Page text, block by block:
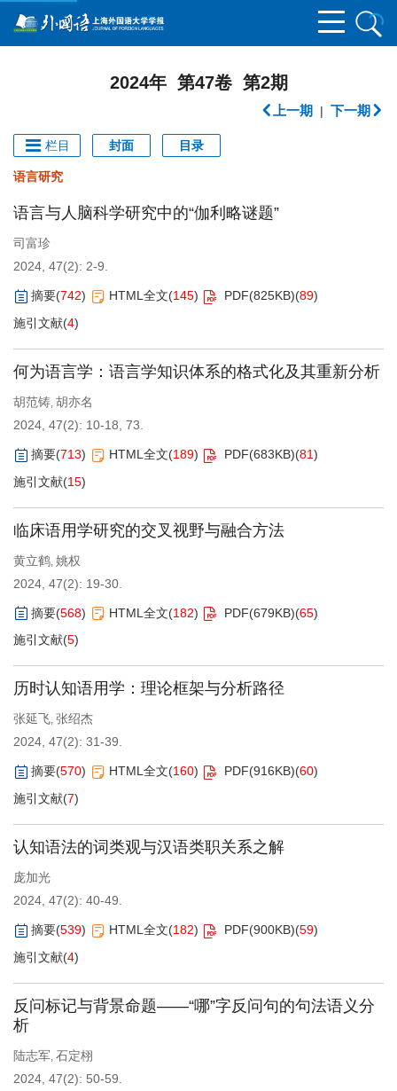
2024年 第47卷 第2期
上一期 | 下一期
栏目 封面 目录
语言研究
语言与人脑科学研究中的“伽利略谜题”
司富珍
2024, 47(2): 2-9.
摘要(742) HTML全文(145) PDF(825KB)(89)
施引文献(4)
何为语言学：语言学知识体系的格式化及其重新分析
胡范铸 胡亦名
2024, 47(2): 10-18, 73.
摘要(713) HTML全文(189) PDF(683KB)(81)
施引文献(15)
临床语用学研究的交叉视野与融合方法
黄立鹤 姚权
2024, 47(2): 19-30.
摘要(568) HTML全文(182) PDF(679KB)(65)
施引文献(5)
历时认知语用学：理论框架与分析路径
张延飞, 张绍杰
2024, 47(2): 31-39.
摘要(570) HTML全文(160) PDF(916KB)(60)
施引文献(7)
认知语法的词类观与汉语类职关系之解
庞加光
2024, 47(2): 40-49.
摘要(539) HTML全文(182) PDF(900KB)(59)
施引文献(4)
反问标记与背景命题——“哪”字反问句的句法语义分
析
陆志军, 石定栩
2024, 47(2): 50-59.